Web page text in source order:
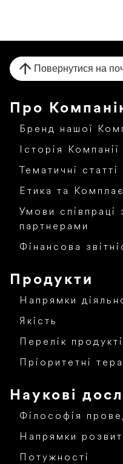
Про
Бренд нашої
Історія Компанії
Тематичні статті
Етика та
Умови співпраці
партнерами
Фінансова
Продукти
Напрямки
Якість
Перелік
Пріоритетні
Наукові
Філософія
Напрямки
Потужності
Повернутися на